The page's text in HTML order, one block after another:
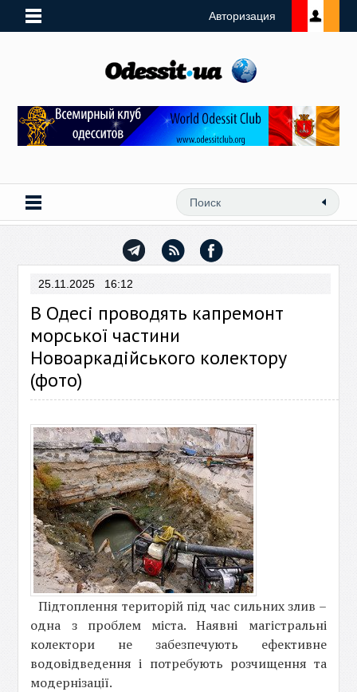
Авторизация
25.11.2025 16:12
В Одесі проводять капремонт
морської частини
Новоаркадійського колектору
(фото)
Підтоплення територій під час сильних злив –
одна з проблем міста. Наявні магістральні
колектори не забезпечують ефективне
водовідведення і потребують розчищення та
модернізації.